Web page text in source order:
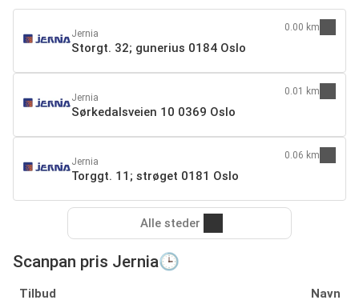
Jernia
Storgt. 32; gunerius 0184 Oslo
0.00 km
Jernia
Sørkedalsveien 10 0369 Oslo
0.01 km
Jernia
Torggt. 11; strøget 0181 Oslo
0.06 km
Alle steder
Scanpan pris Jernia🕒
Tilbud Navn